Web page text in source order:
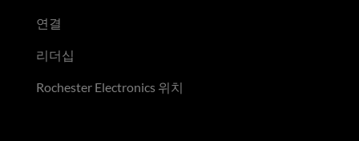
연결
리더십
Rochester Electronics 위치